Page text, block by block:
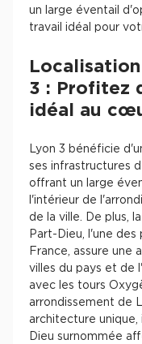
un large éventail
travail idéal pour
3 : Profitez
idéal au
Lyon 3 bénéficie
ses infrastructures
offrant un large
l'intérieur de
de la ville. De plus,
Part-Dieu, l'une
France, assure une
villes du pays et de
avec les tours
arrondissement de
architecture
Dieu surnommée